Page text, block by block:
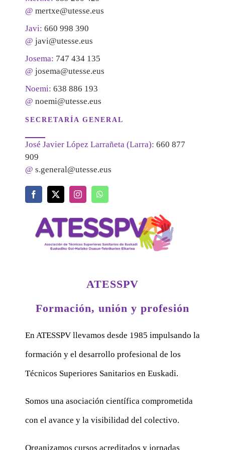
@ mertxe@utesse.eus
Javi: 660 998 390
@ javi@utesse.eus
Josema: 747 434 135
@ josema@utesse.eus
Noemi: 638 886 193
@ noemi@utesse.eus
SECRETARÍA GENERAL
José Javier López Larrañeta (Larra): 660 877
909
@ s.general@utesse.eus
ATESSPV
Formación, unión y profesión
En ATESSPV llevamos desde 1985 impulsando la
formación y el desarrollo profesional de los
Técnicos Superiores Sanitarios en Euskadi.
Somos una asociación científica comprometida
con el avance y la visibilidad del colectivo.
Organizamos cursos acreditados y jornadas